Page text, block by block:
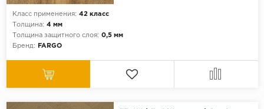
Класс применения: 42 класс
Толщина: 4 мм
Толщина защитного слоя: 0,5 мм
Бренд:
FARGO